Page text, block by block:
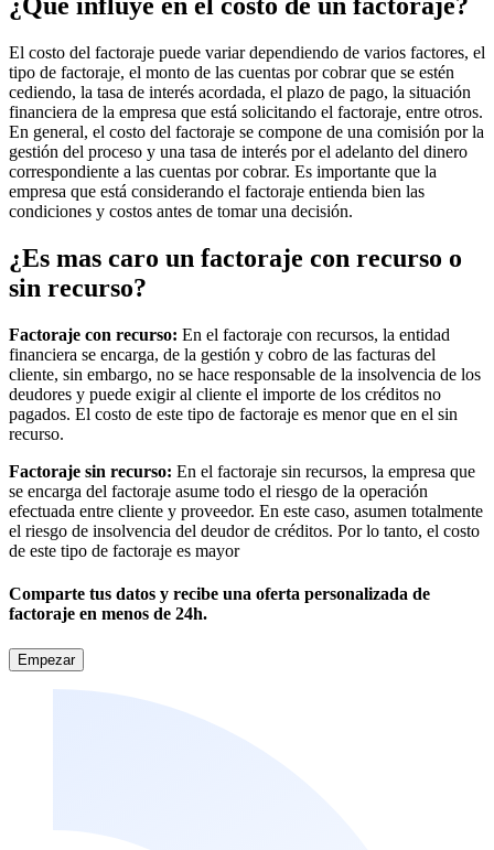
¿Que influye en el costo de un factoraje?
El costo del factoraje puede variar dependiendo de varios factores, el
tipo de factoraje, el monto de las cuentas por cobrar que se estén
cediendo, la tasa de interés acordada, el plazo de pago, la situación
financiera de la empresa que está solicitando el factoraje, entre otros.
En general, el costo del factoraje se compone de una comisión por la
gestión del proceso y una tasa de interés por el adelanto del dinero
correspondiente a las cuentas por cobrar. Es importante que la
empresa que está considerando el factoraje entienda bien las
condiciones y costos antes de tomar una decisión.
¿Es mas caro un factoraje con recurso o
sin recurso?
Factoraje con recurso: En el factoraje con recursos, la entidad
financiera se encarga, de la gestión y cobro de las facturas del
cliente, sin embargo, no se hace responsable de la insolvencia de los
deudores y puede exigir al cliente el importe de los créditos no
pagados. El costo de este tipo de factoraje es menor que en el sin
recurso.
Factoraje sin recurso: En el factoraje sin recursos, la empresa que
se encarga del factoraje asume todo el riesgo de la operación
efectuada entre cliente y proveedor. En este caso, asumen totalmente
el riesgo de insolvencia del deudor de créditos. Por lo tanto, el costo
de este tipo de factoraje es mayor
Comparte tus datos y recibe una oferta personalizada de
factoraje en menos de 24h.
Empezar